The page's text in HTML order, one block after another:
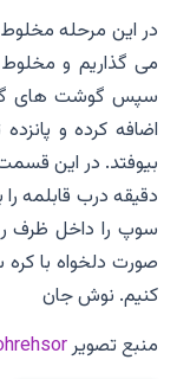
در این مرحله
می گذاریم و مخلوط
سپس گوشت های
اضافه کرده و
بیوفتد. در این
دقیقه درب قابلمه
سوپ را داخل ظرف
صورت دلخواه با
کنیم. نوش جان
منبع تصویر